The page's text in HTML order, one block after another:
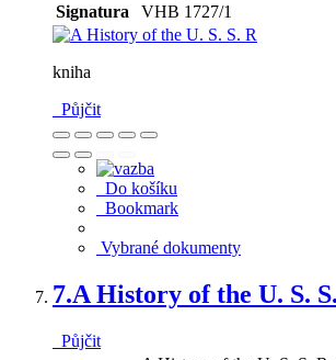
Signatura
VHB 1727/1
kniha
Půjčit
Do košíku
Bookmark
Vybrané dokumenty
7.A History of the U. S.
Půjčit